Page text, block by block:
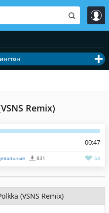
Remix)
00:47
831 54
(VSNS Remix)